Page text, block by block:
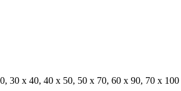
30 х 40, 40 х 50, 50 х 70, 60 х 90, 70 х 100